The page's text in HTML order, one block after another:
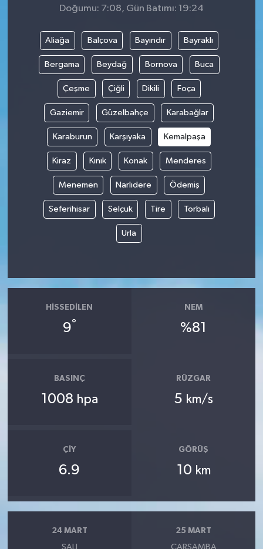
Doğumu: 7:08, Gün Batımı: 19:24
Aliağa Balçova Bayındır Bayraklı
Bergama Beydağ Bornova Buca
Çeşme Çiğli Dikili Foça
Gaziemir Güzelbahçe Karabağlar
Karaburun Karşıyaka Kemalpaşa
Kiraz Kınık Konak Menderes
Menemen Narlıdere Ödemiş
Seferihisar Selçuk Tire Torbalı
Urla
HISSEDILEN
9°
NEM
%81
BASINÇ
1008 hpa
RÜZGAR
5 km/s
ÇIY
6.9
GÖRÜŞ
10 km
24 MART
SALI
25 MART
ÇARŞAMBA